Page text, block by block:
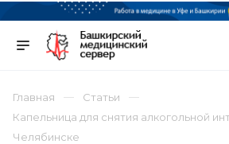
Главная
Статьи
Капельница для снятия алкогольной
Челябинске